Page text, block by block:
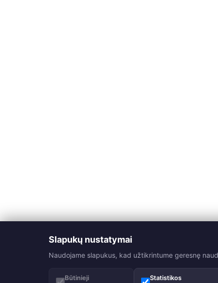
Slapukų nustatymai
Naudojame slapukus, kad užtikrintume geresnę
Būtinieji Statistikos